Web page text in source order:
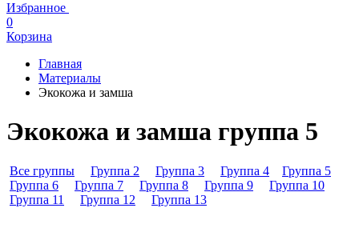
Избранное
0
Корзина
Главная
Материалы
Экокожа и замша
Экокожа и замша группа 5
Все группы Группа 2 Группа 3 Группа 4
Группа 5
Группа 6
Группа 7 Группа 8 Группа 9
Группа 10
Группа 11
Группа 12 Группа 13